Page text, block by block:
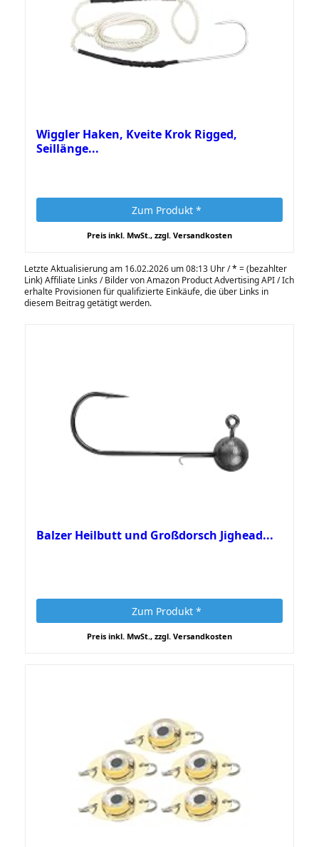
Wiggler Haken, Kveite Krok Rigged,
Seillänge...
Zum Produkt *
Preis inkl. MwSt., zzgl. Versandkosten
Letzte Aktualisierung am 16.02.2026 um 08:13 Uhr /* = (bezahlter
Link) Affiliate Links / Bilder von Amazon Product Advertising API / Ich
erhalte Provisionen für qualifizierte Einkäufe, die über Links in
diesem Beitrag getätigt werden.
Balzer Heilbutt und Großdorsch Jighead...
Zum Produkt *
Preis inkl. MwSt., zzgl. Versandkosten